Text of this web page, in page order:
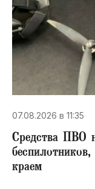
07.08.2026 в 11:35
Средства ПВО
краем